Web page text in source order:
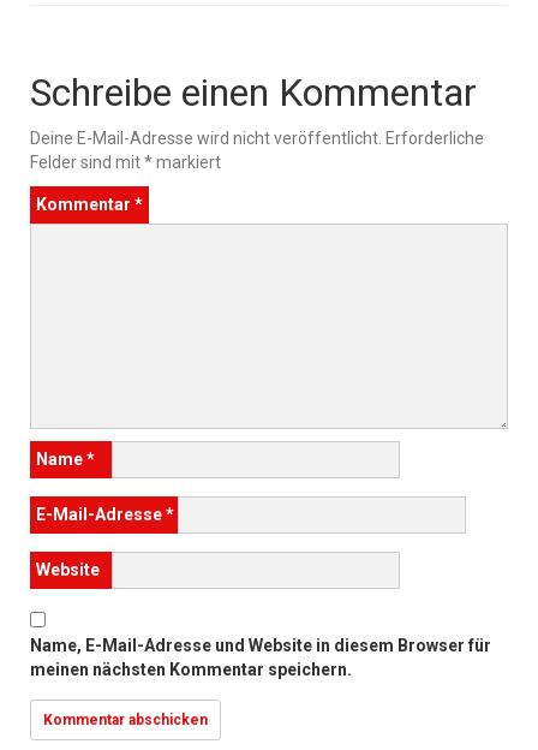
Schreibe einen Kommentar
Deine E-Mail-Adresse wird nicht veröffentlicht. Erforderliche
Felder sind mit*markiert
Kommentar *
Name*
E-Mail-Adresse*
Website
Name, E-Mail-Adresse und Website in diesem Browser für
meinen nächsten Kommentar speichern.